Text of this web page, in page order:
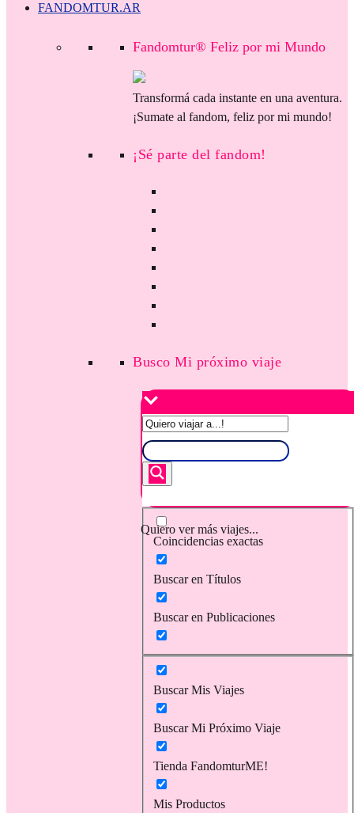
FANDOMTUR.AR
Fandomtur® Feliz por mi Mundo
Transformá cada instante en una aventura.
¡Sumate al fandom, feliz por mi mundo!
¡Sé parte del fandom!
Busco Mi próximo viaje
Quiero ver más viajes...
Coincidencias exactas
Buscar en Títulos
Buscar en Publicaciones
Buscar Mis Viajes
Buscar Mi Próximo Viaje
Tienda FandomturME!
Mis Productos